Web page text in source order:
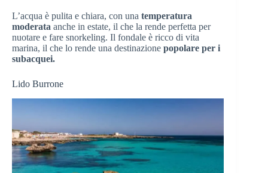
L’acqua è pulita e chiara, con una temperatura
moderata anche in estate, il che la rende perfetta per
nuotare e fare snorkeling. Il fondale è ricco di vita
marina, il che lo rende una destinazione popolare per i
subacquei.
Lido Burrone